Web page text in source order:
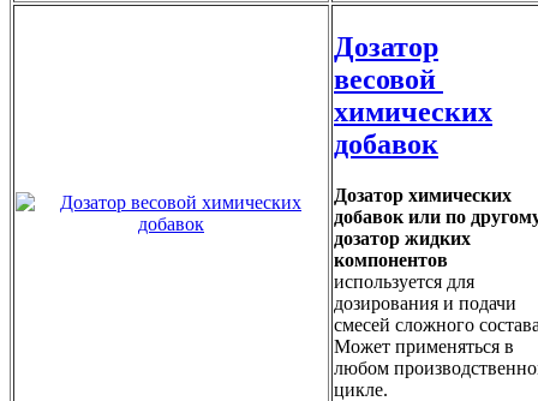
Дозатор
весовой
химических
добавок
Дозатор химических
добавок или по
дозатор жидких
компонентов
используется для
дозирования и подачи
смесей сложного
Может применяться в
любом
цикле.